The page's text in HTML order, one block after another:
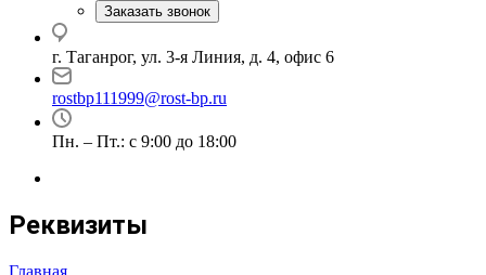
Заказать звонок
г. Таганрог, ул. 3-я Линия, д. 4, офис 6
rostbp111999@rost-bp.ru
Пн. – Пт.: с 9:00 до 18:00
Реквизиты
Главная